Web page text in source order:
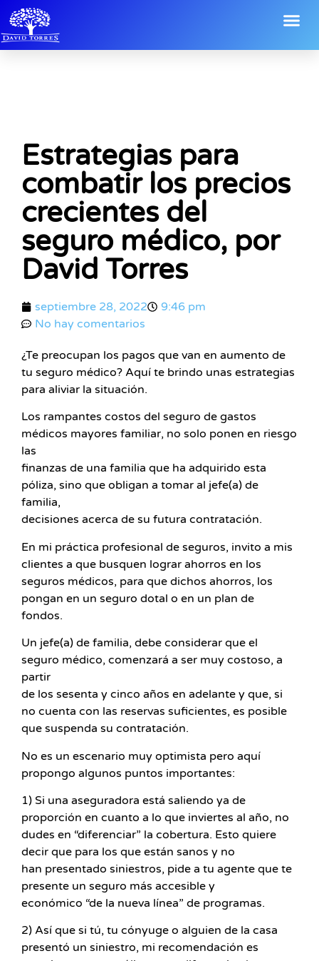
Estrategias para
combatir los precios
crecientes del
seguro médico, por
David Torres
septiembre 28, 2022
9:46 pm
No hay comentarios
¿Te preocupan los pagos que van en aumento de
tu seguro médico? Aquí te brindo unas estrategias
para aliviar la situación.
Los rampantes costos del seguro de gastos
médicos mayores familiar, no solo ponen en riesgo
las
finanzas de una familia que ha adquirido esta
póliza, sino que obligan a tomar al jefe(a) de
familia,
decisiones acerca de su futura contratación.
En mi práctica profesional de seguros, invito a mis
clientes a que busquen lograr ahorros en los
seguros médicos, para que dichos ahorros, los
pongan en un seguro dotal o en un plan de
fondos.
Un jefe(a) de familia, debe considerar que el
seguro médico, comenzará a ser muy costoso, a
partir
de los sesenta y cinco años en adelante y que, si
no cuenta con las reservas suficientes, es posible
que suspenda su contratación.
No es un escenario muy optimista pero aquí
propongo algunos puntos importantes:
1) Si una aseguradora está saliendo ya de
proporción en cuanto a lo que inviertes al año, no
dudes en “diferenciar” la cobertura. Esto quiere
decir que para los que están sanos y no
han presentado siniestros, pide a tu agente que te
presente un seguro más accesible y
económico “de la nueva línea” de programas.
2) Así que si tú, tu cónyuge o alguien de la casa
presentó un siniestro, mi recomendación es